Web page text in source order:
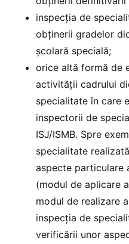
inspecția de
obținerii gradelor
școlară specială;
orice altă formă de
activității cadrului
specialitate în care
inspectorii de
ISJ/ISMB. Spre
specialitate
aspecte particulare
(modul de aplicare
modul de realizare
inspecția de
verificării unor